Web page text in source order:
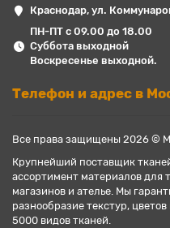
Краснодар, ул.
ПН-ПТ с 09.00 до 18.00
Суббота выходной
Воскресенье выходной.
Телефон и адрес в
Все права защищены 2026 ©
Крупнейший поставщик
ассортимент материалов для
магазинов и ателье. Мы
разнообразие текстур,
5000 видов тканей.